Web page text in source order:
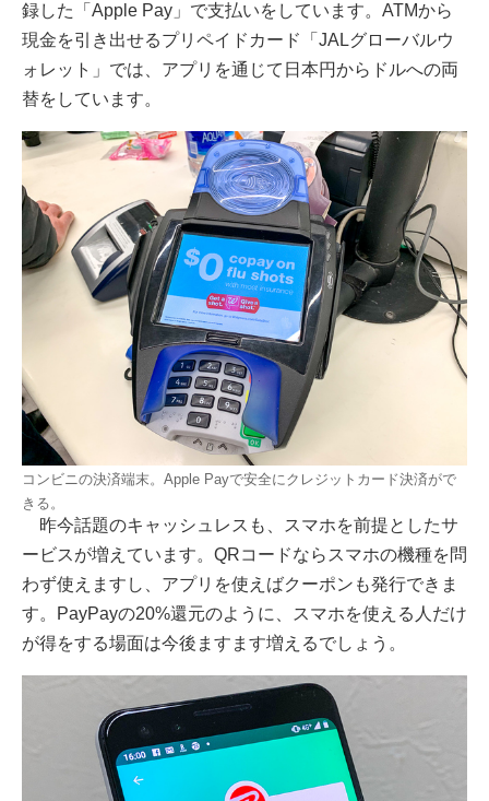
録した「Apple Pay」で支払いをしています。ATMから
現金を引き出せるプリペイドカード「JALグローバルウ
ォレット」では、アプリを通じて日本円からドルへの両
替をしています。
コンビニの決済端末。Apple Payで安全にクレジットカード決済がで
きる。
昨今話題のキャッシュレスも、スマホを前提としたサ
ービスが増えています。QRコードならスマホの機種を問
わず使えますし、アプリを使えばクーポンも発行できま
す。PayPayの20%還元のように、スマホを使える人だけ
が得をする場面は今後ますます増えるでしょう。